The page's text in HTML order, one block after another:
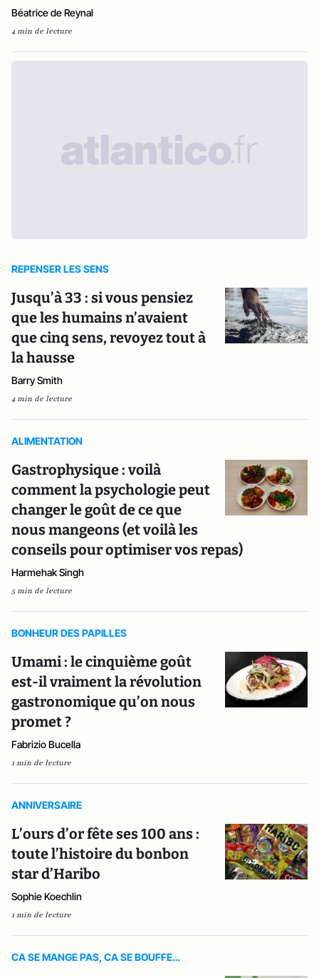
Béatrice de Reynal
4 min de lecture
REPENSER LES SENS
Jusqu’à 33 : si vous pensiez
que les humains n’avaient
que cinq sens, revoyez tout à
la hausse
Barry Smith
4 min de lecture
ALIMENTATION
Gastrophysique : voilà
comment la psychologie peut
changer le goût de ce que
nous mangeons (et voilà les
conseils pour optimiser vos repas)
Harmehak Singh
5 min de lecture
BONHEUR DES PAPILLES
Umami : le cinquième goût
est-il vraiment la révolution
gastronomique qu’on nous
promet ?
Fabrizio Bucella
1 min de lecture
ANNIVERSAIRE
L’ours d’or fête ses 100 ans :
toute l’histoire du bonbon
star d’Haribo
Sophie Koechlin
1 min de lecture
CA SE MANGE PAS, CA SE BOUFFE…